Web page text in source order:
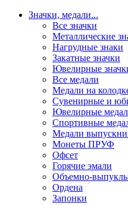
Значки, медали...
Все значки
Металлические
Нагрудные знаки
Закатные значки
Ювелирные
Все медали
Медали на
Сувенирные и
Ювелирные
Спортивные
Медали
Монеты ПРУФ
Офсет
Горячие эмали
Объемно-
Ордена
Запонки